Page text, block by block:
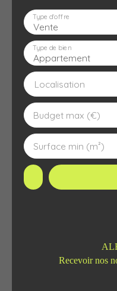
ACCUEIL
Vente
Type d'offre
Appartement
Type de bien
Localisation
Budget max (€)
Surface min (m²)
Recevoir nos